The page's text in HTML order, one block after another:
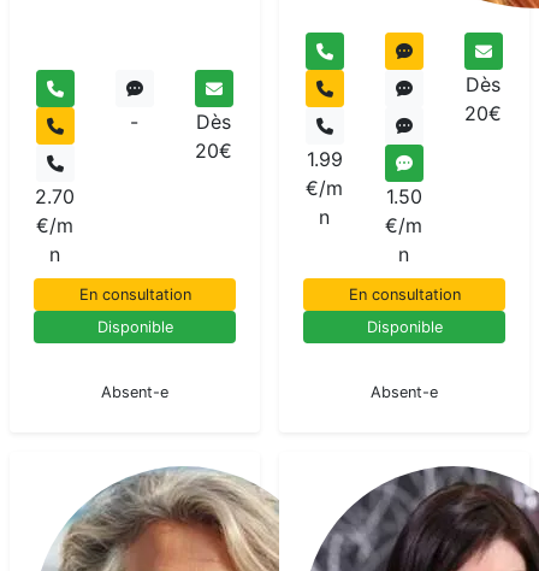
2.70
€/m
n
-
Dès
20€
En consultation
Disponible
Absent-e
1.99
€/m
n
1.50
€/m
n
Dès
20€
En consultation
Disponible
Absent-e